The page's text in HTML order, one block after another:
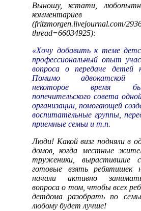
Выношу, кстати,
комментариев
(fritzmorgen.livejournal.com/
thread=66034925):
«Хочу добавить к теме
профессиональный опыт
вопроса о передаче детей
Помимо адвокатской
некоторое время
попечительского совета
организации, помогающей
воспитательные группы,
приемные семьи и т.п.
Люди! Какой визг подняли в
домов, когда местные
труженики, вырастившие
готовые взять ребятишек
начали активно
вопроса о том, чтобы всех
детдома разобрать по
любому будет лучше!